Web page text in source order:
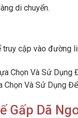
di chuyển.
cập vào đường
Và Sử Dụng
Gấp Dã